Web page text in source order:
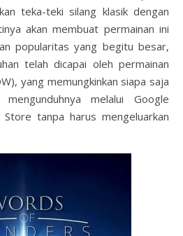
teka-teki silang klasik dengan
akan membuat permainan ini
popularitas yang begitu besar,
telah dicapai oleh permainan
yang memungkinkan siapa saja
melalui Google
tanpa harus mengeluarkan